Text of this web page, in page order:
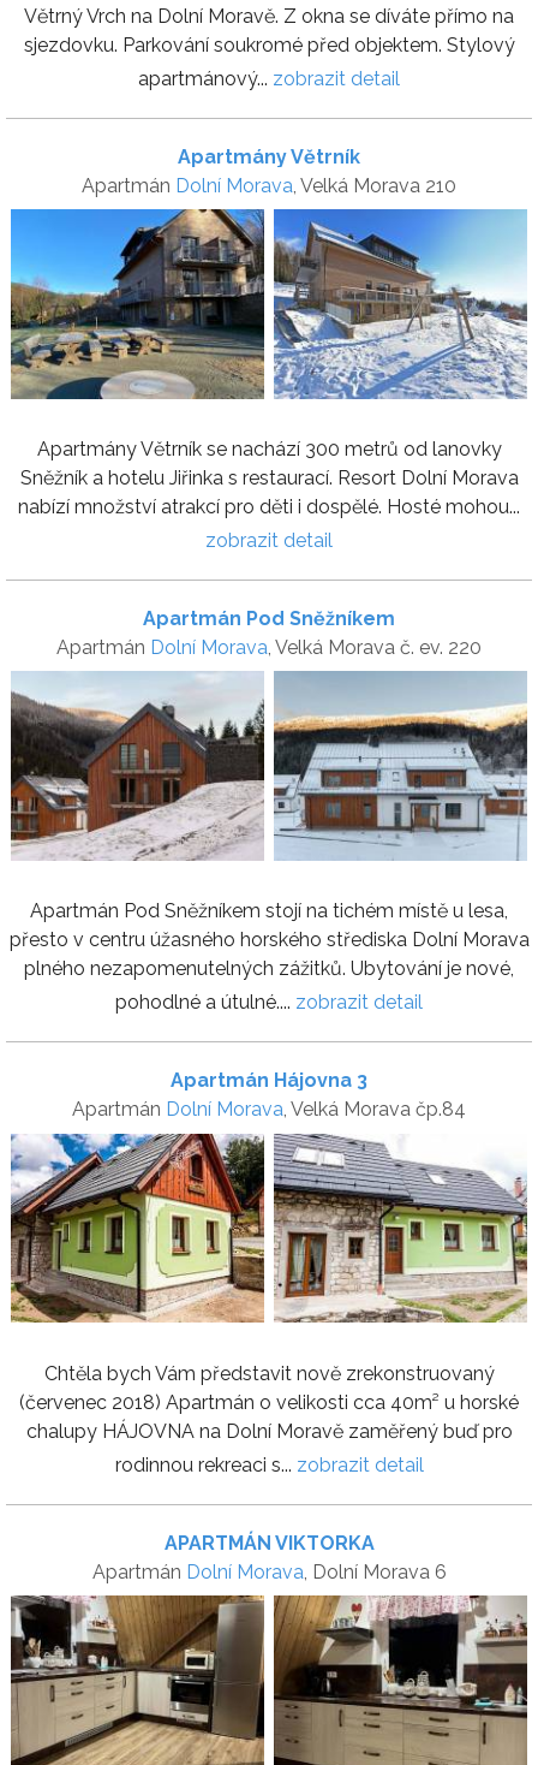
Větrný Vrch na Dolní Moravě. Z okna se díváte přímo na
sjezdovku. Parkování soukromé před objektem. Stylový
apartmánový... zobrazit detail
Apartmány Větrník
Apartmán Dolní Morava, Velká Morava 210
Apartmány Větrník se nachází 300 metrů od lanovky
Sněžník a hotelu Jiřinka s restaurací. Resort Dolní Morava
nabízí množství atrakcí pro děti i dospělé. Hosté mohou...
zobrazit detail
Apartmán Pod Sněžníkem
Apartmán Dolní Morava, Velká Morava č. ev. 220
Apartmán Pod Sněžníkem stojí na tichém místě u lesa,
přesto v centru úžasného horského střediska Dolní Morava
plného nezapomenutelných zážitků. Ubytování je nové,
pohodlné a útulné.... zobrazit detail
Apartmán Hájovna 3
Apartmán Dolní Morava, Velká Morava čp.84
Chtěla bych Vám představit nově zrekonstruovaný
(červenec 2018) Apartmán o velikosti cca 40m² u horské
chalupy HÁJOVNA na Dolní Moravě zaměřený buď pro
rodinnou rekreaci s... zobrazit detail
APARTMÁN VIKTORKA
Apartmán Dolní Morava , Dolní Morava 6